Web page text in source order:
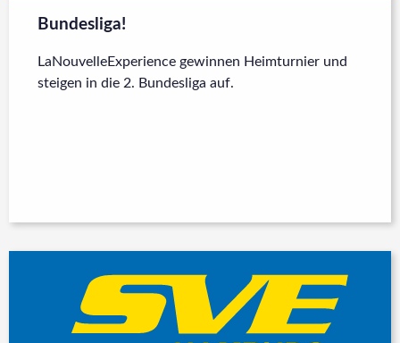
Bundesliga!
LaNouvelleExperience gewinnen Heimturnier und
steigen in die 2. Bundesliga auf.